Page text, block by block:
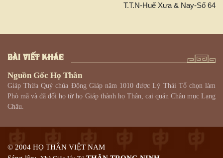
T.T.N-Huế Xưa & Nay-Số 64
BÀI VIẾT KHÁC
Nguồn Gốc Họ Thân
Giáp Thừa Quý chúa Động Giáp năm 1010 được Lý Thái Tổ chọn làm
Phò mã và đã đổi họ từ họ Giáp thành họ Thân, cai quản Châu mục Lạng
Châu.
© 2004 HỌ THÂN VIỆT NAM